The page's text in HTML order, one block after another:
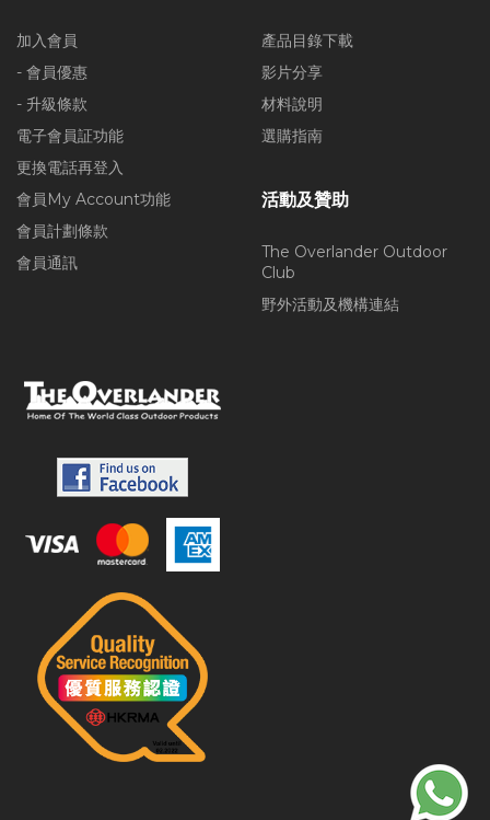
加入會員
- 會員優惠
- 升級條款
電子會員証功能
更換電話再登入
會員My Account功能
會員計劃條款
會員通訊
產品目錄下載
影片分享
材料說明
選購指南
活動及贊助
The Overlander Outdoor
Club
野外活動及機構連結